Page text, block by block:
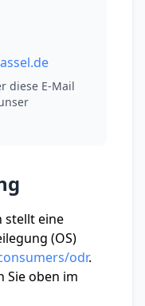
diese E-Mail
stellt eine
(OS)
odr.
Sie oben im